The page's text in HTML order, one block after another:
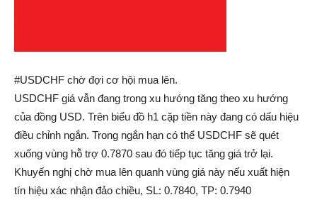
#USDCHF chờ đợi cơ hội mua lên.
USDCHF giá vẫn đang trong xu hướng tăng theo xu hướng
của đồng USD. Trên biểu đồ h1 cặp tiền này đang có dấu hiệu
điều chỉnh ngắn. Trong ngắn hạn có thể USDCHF sẽ quét
xuống vùng hỗ trợ 0.7870 sau đó tiếp tục tăng giá trở lại.
Khuyến nghị chờ mua lên quanh vùng giá này nếu xuất hiện
tín hiệu xác nhận đảo chiều, SL: 0.7840, TP: 0.7940